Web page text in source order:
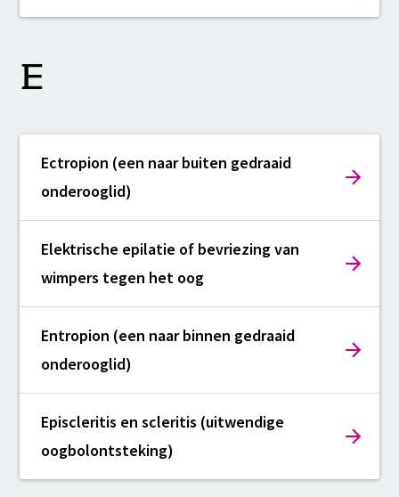
E
Ectropion (een naar buiten gedraaid
onderooglid)
Elektrische epilatie of bevriezing van
wimpers tegen het oog
Entropion (een naar binnen gedraaid
onderooglid)
Episcleritis en scleritis (uitwendige
oogbolontsteking)